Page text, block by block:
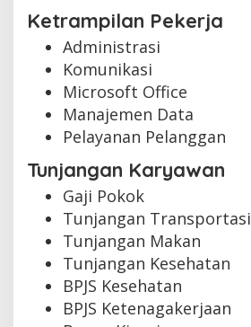
Ketrampilan Pekerja
Administrasi
Komunikasi
Microsoft Office
Manajemen Data
Pelayanan Pelanggan
Tunjangan Karyawan
Gaji Pokok
Tunjangan Transportasi
Tunjangan Makan
Tunjangan Kesehatan
BPJS Kesehatan
BPJS Ketenagakerjaan